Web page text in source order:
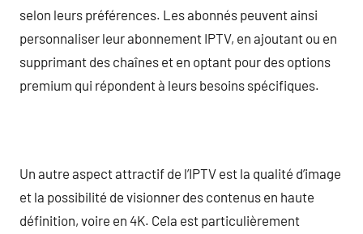
selon leurs préférences. Les abonnés peuvent ainsi
personnaliser leur abonnement IPTV, en ajoutant ou en
supprimant des chaînes et en optant pour des options
premium qui répondent à leurs besoins spécifiques.
Un autre aspect attractif de l’IPTV est la qualité d’image
et la possibilité de visionner des contenus en haute
définition, voire en 4K. Cela est particulièrement